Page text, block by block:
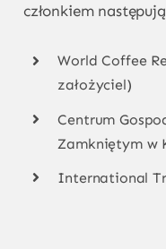
członkiem
World Coffee
założyciel)
Centrum
Zamkniętym w
International